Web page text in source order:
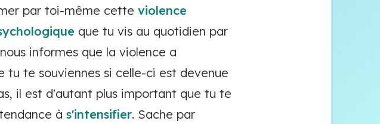
par toi-même cette violence
que tu vis au quotidien par
informes que la violence a
tu te souviennes si celle-ci est devenue
il est d'autant plus important que tu te
à s'intensifier. Sache par